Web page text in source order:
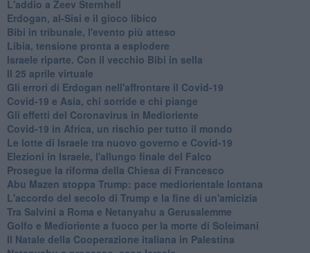
L'addio a ​Zeev Sternhell
Erdogan, al-Sisi e il gioco libico
Bibi in tribunale, l'evento più atteso
Libia, tensione pronta a esplodere
Israele riparte. Con il vecchio Bibi in sella
Il 25 aprile virtuale
Gli errori di Erdogan nell'affrontare il Covid-19
Covid-19 e Asia, chi sorride e chi piange
Gli effetti del Coronavirus in Medioriente
Covid-19 in Africa, un rischio per tutto il mondo
Le lotte di Israele tra nuovo governo e Covid-19
Elezioni in Israele, l'allungo finale del Falco
Prosegue la riforma della Chiesa di Francesco
Abu Mazen stoppa Trump: pace mediorientale lontana
L'accordo del secolo di Trump e la fine di un'amicizia
Tra Salvini a Roma e Netanyahu a Gerusalemme
Golfo e Medioriente a fuoco per la morte di Soleimani
Il Natale della Cooperazione italiana in Palestina